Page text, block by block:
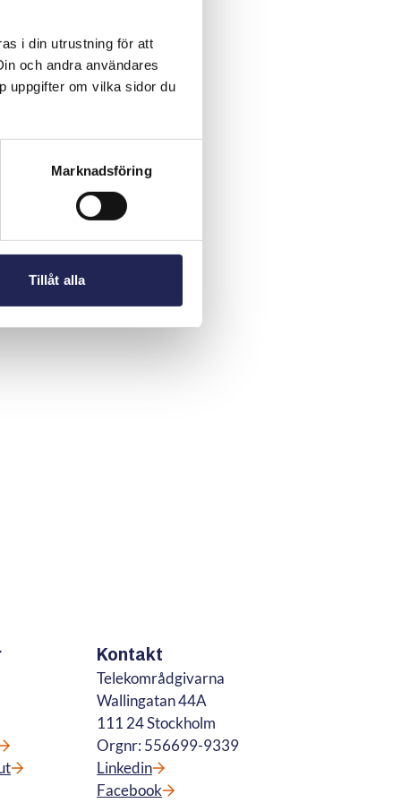
i din utrustning för att
och andra användares
uppgifter om vilka sidor du
Marknadsföring
Tillåt alla
Kontakt
Telekområdgivarna
Wallingatan 44A
111 24 Stockholm
Orgnr: 556699-9339
Linkedin
Facebook